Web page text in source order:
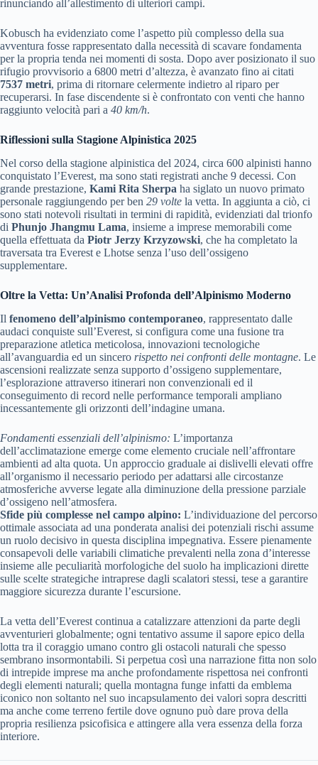
rinunciando all’allestimento di ulteriori campi.
Kobusch ha evidenziato come l’aspetto più complesso della sua
avventura fosse rappresentato dalla necessità di scavare fondamenta
per la propria tenda nei momenti di sosta. Dopo aver posizionato il suo
rifugio provvisorio a 6800 metri d’altezza, è avanzato fino ai citati
7537 metri, prima di ritornare celermente indietro al riparo per
recuperarsi. In fase discendente si è confrontato con venti che hanno
raggiunto velocità pari a 40 km/h.
Riflessioni sulla Stagione Alpinistica 2025
Nel corso della stagione alpinistica del 2024, circa 600 alpinisti hanno
conquistato l’Everest, ma sono stati registrati anche 9 decessi. Con
grande prestazione, Kami Rita Sherpa ha siglato un nuovo primato
personale raggiungendo per ben 29 volte la vetta. In aggiunta a ciò, ci
sono stati notevoli risultati in termini di rapidità, evidenziati dal trionfo
di Phunjo Jhangmu Lama, insieme a imprese memorabili come
quella effettuata da Piotr Jerzy Krzyzowski, che ha completato la
traversata tra Everest e Lhotse senza l’uso dell’ossigeno
supplementare.
Oltre la Vetta: Un’Analisi Profonda dell’Alpinismo Moderno
Il fenomeno dell’alpinismo contemporaneo, rappresentato dalle
audaci conquiste sull’Everest, si configura come una fusione tra
preparazione atletica meticolosa, innovazioni tecnologiche
all’avanguardia ed un sincero rispetto nei confronti delle montagne. Le
ascensioni realizzate senza supporto d’ossigeno supplementare,
l’esplorazione attraverso itinerari non convenzionali ed il
conseguimento di record nelle performance temporali ampliano
incessantemente gli orizzonti dell’indagine umana.
Fondamenti essenziali dell’alpinismo: L’importanza
dell’acclimatazione emerge come elemento cruciale nell’affrontare
ambienti ad alta quota. Un approccio graduale ai dislivelli elevati offre
all’organismo il necessario periodo per adattarsi alle circostanze
atmosferiche avverse legate alla diminuzione della pressione parziale
d’ossigeno nell’atmosfera.
Sfide più complesse nel campo alpino: L’individuazione del percorso
ottimale associata ad una ponderata analisi dei potenziali rischi assume
un ruolo decisivo in questa disciplina impegnativa. Essere pienamente
consapevoli delle variabili climatiche prevalenti nella zona d’interesse
insieme alle peculiarità morfologiche del suolo ha implicazioni dirette
sulle scelte strategiche intraprese dagli scalatori stessi, tese a garantire
maggiore sicurezza durante l’escursione.
La vetta dell’Everest continua a catalizzare attenzioni da parte degli
avventurieri globalmente; ogni tentativo assume il sapore epico della
lotta tra il coraggio umano contro gli ostacoli naturali che spesso
sembrano insormontabili. Si perpetua così una narrazione fitta non solo
di intrepide imprese ma anche profondamente rispettosa nei confronti
degli elementi naturali; quella montagna funge infatti da emblema
iconico non soltanto nel suo incapsulamento dei valori sopra descritti
ma anche come terreno fertile dove ognuno può dare prova della
propria resilienza psicofisica e attingere alla vera essenza della forza
interiore.